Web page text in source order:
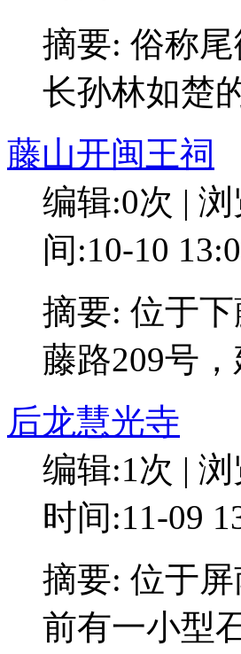
摘要: 俗称
长孙林如楚
藤山开闽王祠
编辑:0次 |
间:10-10
摘要: 位于
藤路209号
后龙慧光寺
编辑:1次 |
时间:11-09
摘要: 位于
前有一小型